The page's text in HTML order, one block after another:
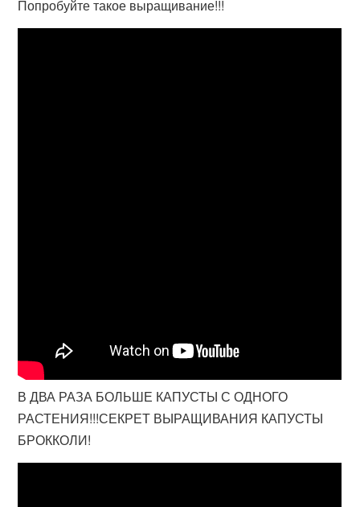
Попробуйте такое выращивание!!!
В ДВА РАЗА БОЛЬШЕ КАПУСТЫ С ОДНОГО
РАСТЕНИЯ!!!СЕКРЕТ ВЫРАЩИВАНИЯ КАПУСТЫ
БРОККОЛИ!